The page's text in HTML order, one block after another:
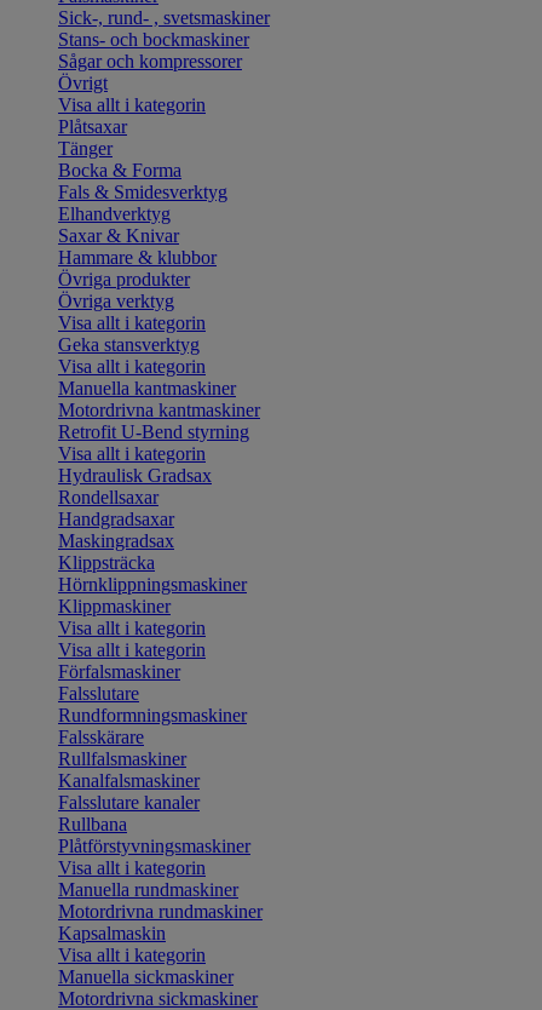
Sick-, rund- , svetsmaskiner
Stans- och bockmaskiner
Sågar och kompressorer
Övrigt
Visa allt i kategorin
Plåtsaxar
Tänger
Bocka & Forma
Fals & Smidesverktyg
Elhandverktyg
Saxar & Knivar
Hammare & klubbor
Övriga produkter
Övriga verktyg
Visa allt i kategorin
Geka stansverktyg
Visa allt i kategorin
Manuella kantmaskiner
Motordrivna kantmaskiner
Retrofit U-Bend styrning
Visa allt i kategorin
Hydraulisk Gradsax
Rondellsaxar
Handgradsaxar
Maskingradsax
Klippsträcka
Hörnklippningsmaskiner
Klippmaskiner
Visa allt i kategorin
Visa allt i kategorin
Förfalsmaskiner
Falsslutare
Rundformningsmaskiner
Falsskärare
Rullfalsmaskiner
Kanalfalsmaskiner
Falsslutare kanaler
Rullbana
Plåtförstyvningsmaskiner
Visa allt i kategorin
Manuella rundmaskiner
Motordrivna rundmaskiner
Kapsalmaskin
Visa allt i kategorin
Manuella sickmaskiner
Motordrivna sickmaskiner